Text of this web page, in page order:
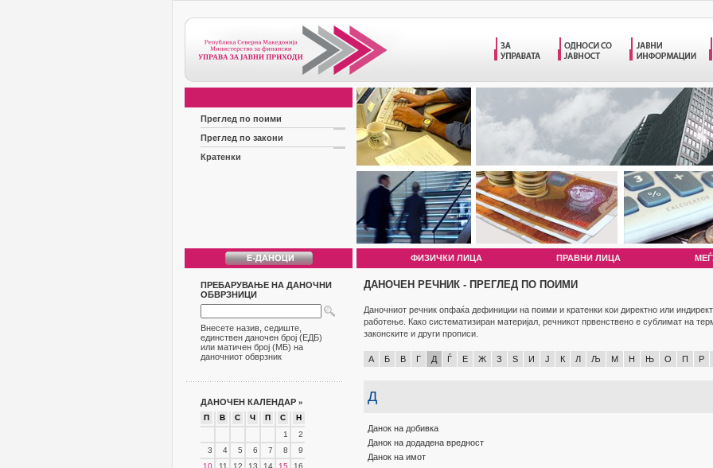
Преглед по поими
Преглед по закони
Кратенки
ФИЗИЧКИ ЛИЦА ПРАВНИ ЛИЦА
ПРЕБАРУВАЊЕ НА ДАНОЧНИ
ОБВРЗНИЦИ
Внесете назив, седиште,
единствен даночен број (ЕДБ)
или матичен број (МБ) на
даночниот обврзник
ДАНОЧЕН КАЛЕНДАР »
П В С Ч П С
Н
1
2
3
4 5 6 7 8
9
10
11 12 13 14 15
16
ДАНОЧЕН РЕЧНИК - ПРЕГЛЕД ПО ПОИМИ
Даночниот речник опфаќа дефиниции на поими и кратенки кои директно или
работење. Како систематизиран материјал, речникот првенствено е сублимат на
законските и други прописи.
А Б В Г Д Ѓ Е Ж З Ѕ И Ј К Л Љ М Н Њ О П Р
Д
Данок на добивка
Данок на додадена вредност
Данок на имот